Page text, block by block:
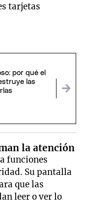
tarjetas
por qué el
las
la atención
funciones
Su pantalla
que las
leer o ver lo